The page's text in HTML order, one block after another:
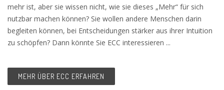
mehr ist, aber sie wissen nicht, wie sie dieses „Mehr“ für sich
nutzbar machen können? Sie wollen andere Menschen darin
begleiten können, bei Entscheidungen stärker aus ihrer Intuition
zu schöpfen? Dann könnte Sie ECC interessieren ...
MEHR ÜBER ECC ERFAHREN